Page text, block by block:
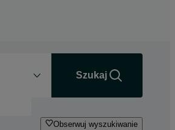
Szukaj
Obserwuj wyszukiwanie